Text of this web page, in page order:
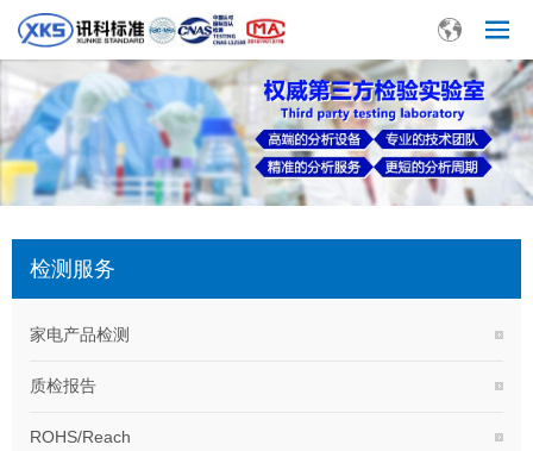
检测服务
家电产品检测
质检报告
ROHS/Reach